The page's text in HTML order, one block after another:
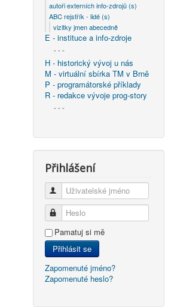
autoři externích info-zdrojů (s)
ABC rejstřík - lidé (s)
vizitky jmen abecedně
E - instituce a info-zdroje
- - -
H - historický vývoj u nás
M - virtuální sbírka TM v Brně
P - programátorské příklady
R - redakce vývoje prog-story
- - -
Přihlášení
Uživatelské jméno
Heslo
Pamatuj si mě
Přihlásit se
Zapomenuté jméno?
Zapomenuté heslo?